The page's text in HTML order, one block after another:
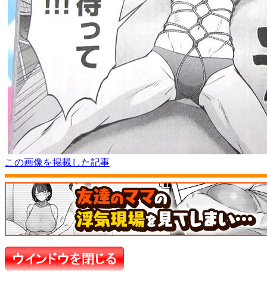
この画像を掲載した記事